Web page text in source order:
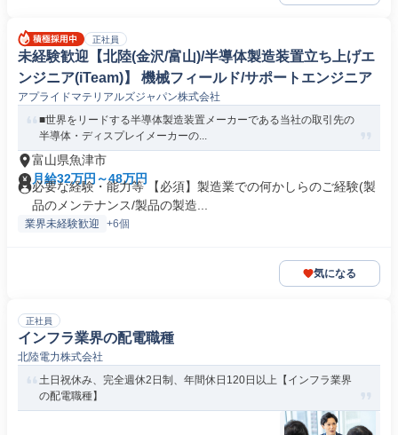
正社員
未経験歓迎【北陸(金沢/富山)/半導体製造装置立ち上げエ
ンジニア(iTeam)】 機械フィールド/サポートエンジニア
アプライドマテリアルズジャパン株式会社
■世界をリードする半導体製造装置メーカーである当社の取引先の
半導体・ディスプレイメーカーの...
富山県魚津市
月給32万円～48万円
必要な経験・能力等 【必須】製造業での何かしらのご経験(製
品のメンテナンス/製品の製造...
業界未経験歓迎 +6個
気になる
正社員
インフラ業界の配電職種
北陸電力株式会社
土日祝休み、完全週休2日制、年間休日120日以上【インフラ業界
の配電職種】